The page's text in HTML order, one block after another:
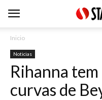
Inicio
Noticias
Rihanna tem
curvas de